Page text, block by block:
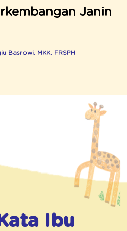
Janin
Basrowi, MKK, FRSPH
Ibu